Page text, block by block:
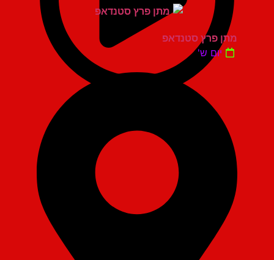
מתן פרץ סטנדאפ
יום ש'